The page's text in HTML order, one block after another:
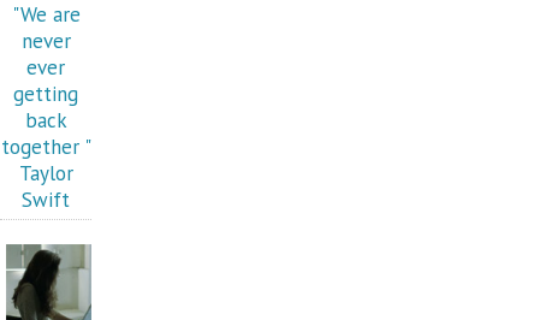
"We are
never
ever
getting
back
together "
Taylor
Swift